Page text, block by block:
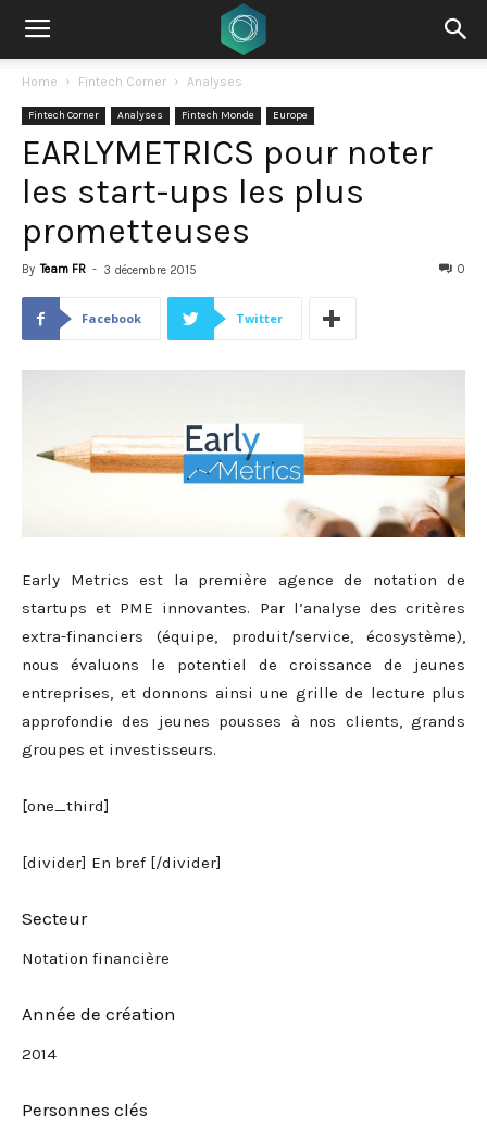
Home Fintech Corner Analyses
Fintech Corner Analyses Fintech Monde Europe
EARLYMETRICS pour noter
les start-ups les plus
prometteuses
By Team FR - 3 décembre 2015 0
Facebook Twitter
Early Metrics est la première agence de notation de
startups et PME innovantes. Par l’analyse des critères
extra-financiers (équipe, produit/service, écosystème),
nous évaluons le potentiel de croissance de jeunes
entreprises, et donnons ainsi une grille de lecture plus
approfondie des jeunes pousses à nos clients, grands
groupes et investisseurs.
[one_third]
[divider] En bref [/divider]
Secteur
Notation financière
Année de création
2014
Personnes clés